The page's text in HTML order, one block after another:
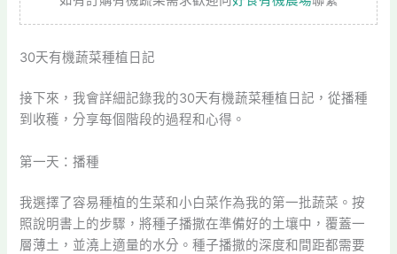
30天有機蔬菜種植日記
接下來，我會詳細記錄我的30天有機蔬菜種植日記，從播種
到收穫，分享每個階段的過程和心得。
第一天：播種
我選擇了容易種植的生菜和小白菜作為我的第一批蔬菜。按
照說明書上的步驟，將種子播撒在準備好的土壤中，覆蓋一
層薄土，並澆上適量的水分。種子播撒的深度和間距都需要